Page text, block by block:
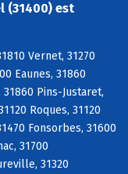
(31400) est
Vernet, 31270
Eaunes, 31860
Pins-Justaret,
Roques, 31120
Fonsorbes, 31600
31700
31320